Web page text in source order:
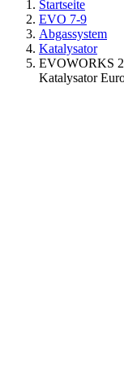
Startseite
EVO 7-9
Abgassystem
Katalysator
EVOWORKS
Katalysator